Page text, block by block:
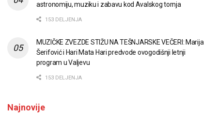
astronomiju, muziku i zabavu kod Avalskog tornja
153 DELJENJA
MUZIČKE ZVEZDE STIŽU NA TEŠNJARSKE VEČERI: Marija
Šerifović i Hari Mata Hari predvode ovogodišnji letnji
program u Valjevu
153 DELJENJA
Najnovije